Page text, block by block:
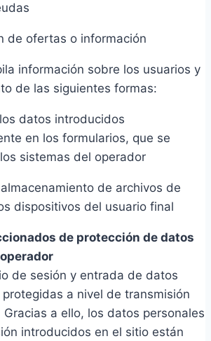
de ofertas o información
información sobre los usuarios y
de las siguientes formas:
datos introducidos
en los formularios, que se
sistemas del operador
de archivos de
dispositivos del usuario final
de protección de datos
de sesión y entrada de datos
a nivel de transmisión
a ello, los datos personales
introducidos en el sitio están